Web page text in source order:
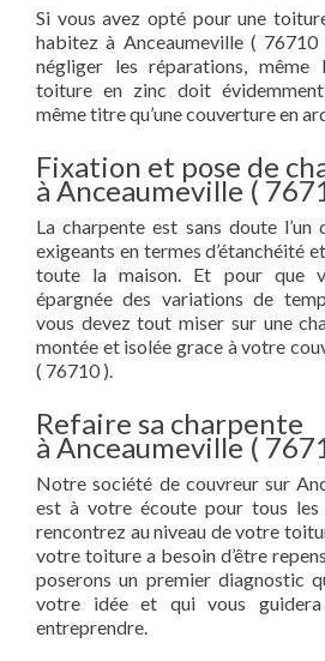
Si vous avez opté pour une
habitez à Anceaumeville ( 76710
négliger les réparations,
toiture en zinc doit
même titre qu’une couverture en
Fixation et pose de
à Anceaumeville (
La charpente est sans doute l’un
exigeants en termes d’étanchéité
toute la maison. Et pour que
épargnée des variations de
vous devez tout miser sur une
montée et isolée grace à votre
( 76710 ).
Refaire sa charpente
à Anceaumeville (
Notre société de couvreur sur
est à votre écoute pour tous les
rencontrez au niveau de votre
votre toiture a besoin d’être
poserons un premier diagnostic
votre idée et qui vous
entreprendre.